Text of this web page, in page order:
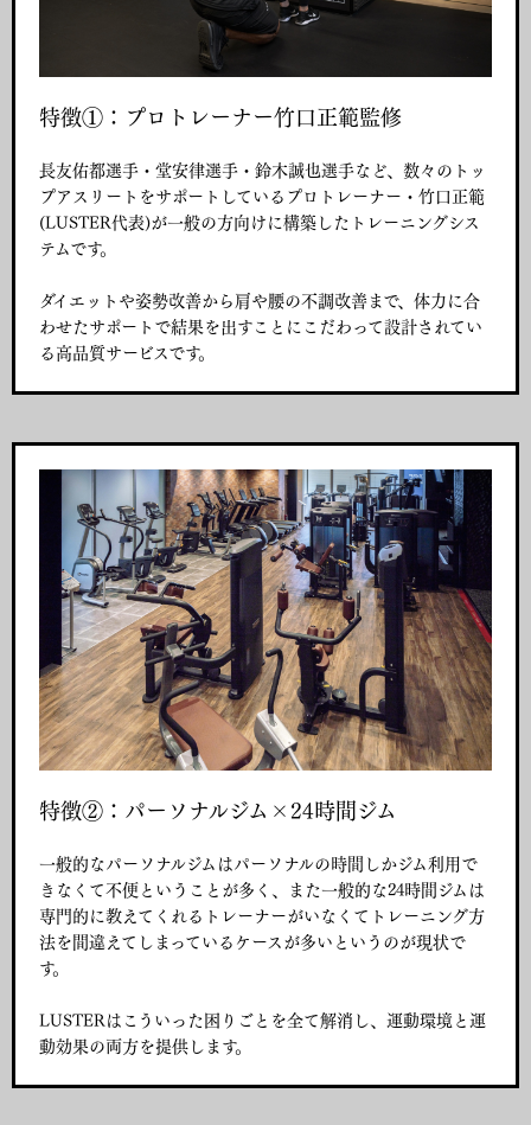
特徴①：プロトレーナー竹口正範監修
長友佑都選手・堂安律選手・鈴木誠也選手など、数々のトッ
プアスリートをサポートしているプロトレーナー・竹口正範
(LUSTER代表)が一般の方向けに構築したトレーニングシス
テムです。
ダイエットや姿勢改善から肩や腰の不調改善まで、体力に合
わせたサポートで結果を出すことにこだわって設計されてい
る高品質サービスです。
特徴②：パーソナルジム×24時間ジム
一般的なパーソナルジムはパーソナルの時間しかジム利用で
きなくて不便ということが多く、また一般的な24時間ジムは
専門的に教えてくれるトレーナーがいなくてトレーニング方
法を間違えてしまっているケースが多いというのが現状で
す。
LUSTERはこういった困りごとを全て解消し、運動環境と運
動効果の両方を提供します。